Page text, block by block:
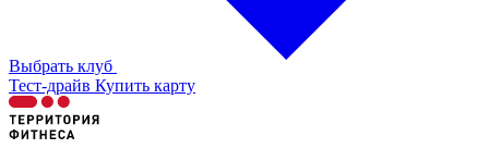
Выбрать клуб
Тест-драйв Купить карту